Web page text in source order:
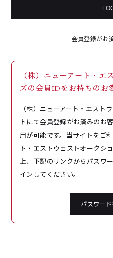
会員登録がお
（株）ニューアート・エ
ズの会員IDをお持ちのお
（株）ニューアート・エスト
トにて会員登録がお済みのお
用が可能です。当サイトをご
ト・エストウェストオークシ
上、下記のリンクからパスワ
インしてください。
パスワー